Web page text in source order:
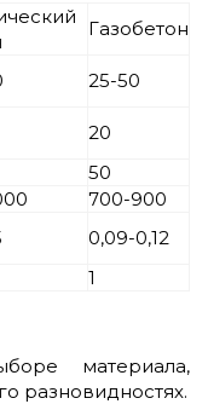
Газобетон
25-50
20
50
700-900
0,09-0,12
1
материала,
разновидностях.